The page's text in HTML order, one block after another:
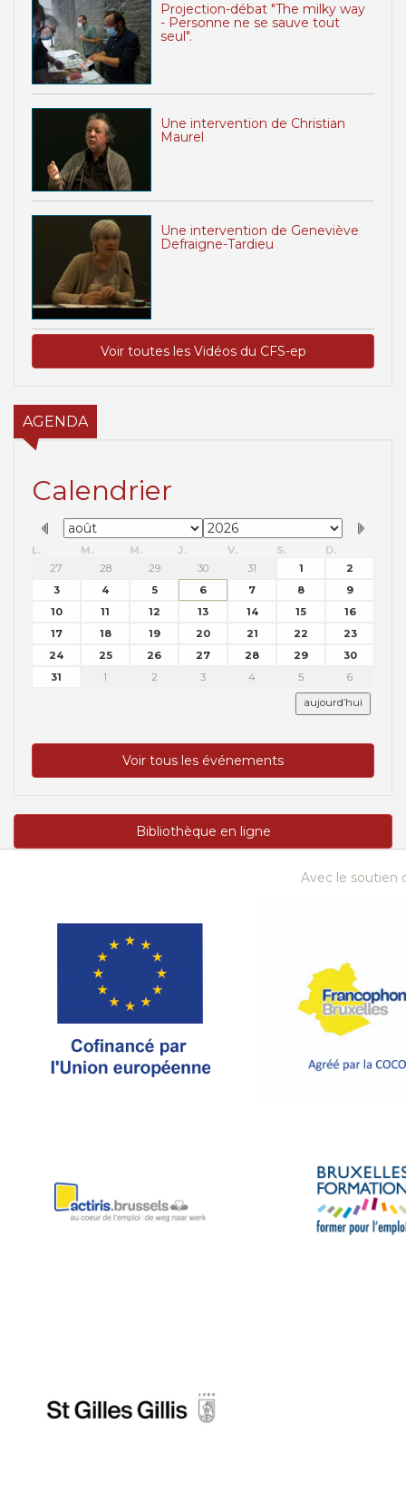
Projection-débat "The milky way
- Personne ne se sauve tout
seul".
Une intervention de Christian
Maurel
Une intervention de Geneviève
Defraigne-Tardieu
Voir toutes les Vidéos du CFS-ep
AGENDA
Calendrier
L. M. M. J. V. S.
D.
27
28 29 30 31 1
2
3
4 5 6 7 8
9
10
11 12 13 14 15
16
17
18 19 20 21 22
23
24
25 26 27 28 29
30
31
1 2 3 4 5 6
aujourd’hui
Voir tous les événements
Bibliothèque en ligne
Avec le soutien